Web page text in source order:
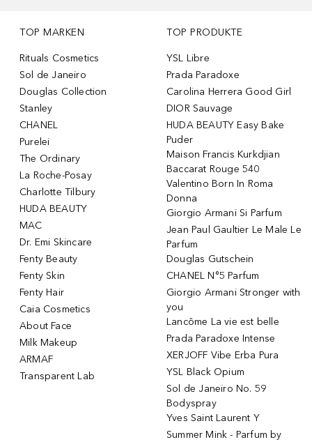
TOP MARKEN
Rituals Cosmetics
Sol de Janeiro
Douglas Collection
Stanley
CHANEL
Purelei
The Ordinary
La Roche-Posay
Charlotte Tilbury
HUDA BEAUTY
MAC
Dr. Emi Skincare
Fenty Beauty
Fenty Skin
Fenty Hair
Caia Cosmetics
About Face
Milk Makeup
ARMAF
Transparent Lab
TOP PRODUKTE
YSL Libre
Prada Paradoxe
Carolina Herrera Good Girl
DIOR Sauvage
HUDA BEAUTY Easy Bake
Puder
Maison Francis Kurkdjian
Baccarat Rouge 540
Valentino Born In Roma
Donna
Giorgio Armani Si Parfum
Jean Paul Gaultier Le Male Le
Parfum
Douglas Gutschein
CHANEL N°5 Parfum
Giorgio Armani Stronger with
you
Lancôme La vie est belle
Prada Paradoxe Intense
XERJOFF Vibe Erba Pura
YSL Black Opium
Sol de Janeiro No. 59
Bodyspray
Yves Saint Laurent Y
Summer Mink - Parfum by